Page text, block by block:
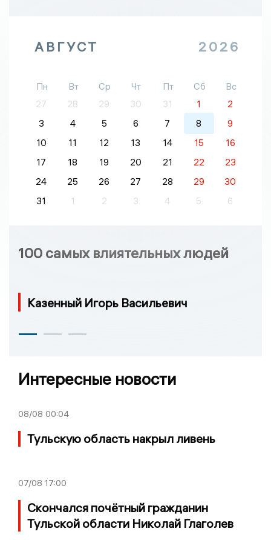
АВГУСТ 2026
Пн Вт Ср Чт Пт Сб
Вс
27
28 29 30 31 1
2
3
4 5 6 7 8
9
10
11 12 13 14 15
16
17
18 19 20 21 22
23
24
25 26 27 28 29
30
31
1 2 3 4 5 6
100 самых влиятельных людей
Казенный Игорь Васильевич
Интересные новости
08/08 00:04
Тульскую область накрыл ливень
07/08 17:00
Скончался почётный гражданин
Тульской области Николай Глаголев